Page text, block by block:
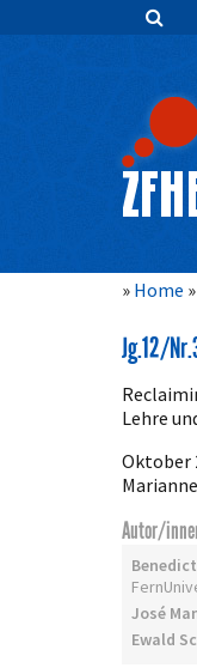
Zum
Hauptnavigation
Home
Jg.12/
Lehre
Oktober
Autor/
José
Ewald